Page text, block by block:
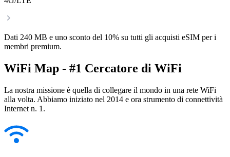
Dati 240 MB e uno sconto del 10% su tutti gli acquisti eSIM per i
membri premium.
WiFi Map - #1 Cercatore di WiFi
La nostra missione è quella di collegare il mondo in una rete WiFi
alla volta. Abbiamo iniziato nel 2014 e ora strumento di connettività
Internet n. 1.